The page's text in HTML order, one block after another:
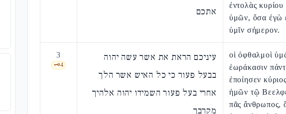
אתכם
ἐντολὰς
ὑμῶν, ὅσα ἐγὼ
ὑμῖν σήμερον.
3
🗝️4
עיניכם הראת את אשר עשה יהוה
בבעל פעור כי כל האיש אשר הלך
אחרי בעל פעור השמידו יהוה אלהיך
מקרבך
οἱ ὀφθαλμοὶ
ἑωράκασιν
ἐποίησεν
ἡμῶν τῷ
πᾶς ἄνθρωπος,